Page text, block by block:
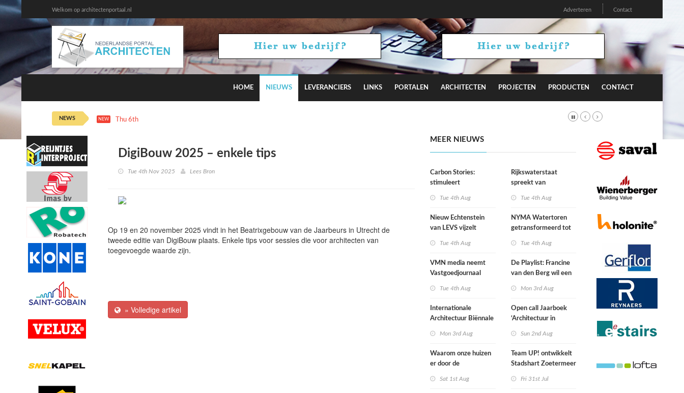
Welkom op architectenportaal.nl Adverteren Contact
HOME NIEUWS LEVERANCIERS LINKS PORTALEN ARCHITECTEN PROJECTEN PRODUCTEN CONTACT
NEWS NEW Thu 6th 12:06
DigiBouw 2025 – enkele tips
Tue 4th Nov 2025 Lees Bron
Op 19 en 20 november 2025 vindt in het Beatrixgebouw van de Jaarbeurs in Utrecht de
tweede editie van DigiBouw plaats. Enkele tips voor sessies die voor architecten van
toegevoegde waarde zijn.
» Volledige artikel
MEER NIEUWS
Carbon Stories:
stimuleert
duurzaam gedrag?
Tue 4th Aug
Nieuw Echtenstein
van LEVS vijzelt
restruimte op
Tue 4th Aug
VMN media neemt
Vastgoedjournaal
Tue 4th Aug
Internationale
Architectuur Biënnale
Mon 3rd Aug
Waarom onze huizen
er door de
anders gaan uitzien
Sat 1st Aug
Rijkswaterstaat
spreekt van
Tue 4th Aug
NYMA Watertoren
getransformeerd tot
makersplaats in
Nijmegen
Tue 4th Aug
De Playlist: Francine
van den Berg wil een
Mon 3rd Aug
Open call Jaarboek
‘Architectuur in
Sun 2nd Aug
Team UP! ontwikkelt
Stadshart Zoetermeer
Fri 31st Jul